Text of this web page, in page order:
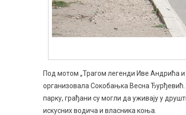
Под мотом „Трагом легенди Иве Андрића и
организовала Сокобањка Весна
парку, грађани су могли да уживају у
искусних водича и власника коња.